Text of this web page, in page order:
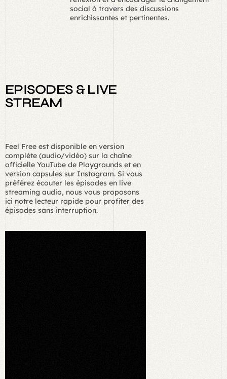
social à travers des discussions
enrichissantes et pertinentes.
EPISODES & LIVE
STREAM
Feel Free est disponible en version
complète (audio/vidéo) sur la chaîne
officielle YouTube de Playgrounds et en
version capsules sur Instagram. Si vous
préférez écouter les épisodes en live
streaming audio, nous vous proposons
ici notre lecteur rapide pour profiter des
épisodes sans interruption.